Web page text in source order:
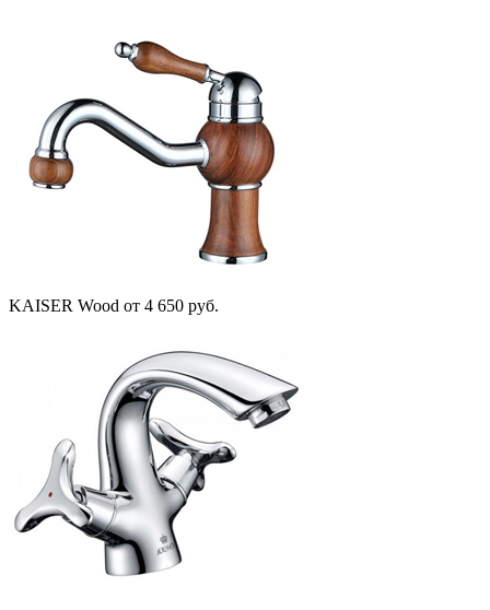
KAISER Wood от 4 650 руб.